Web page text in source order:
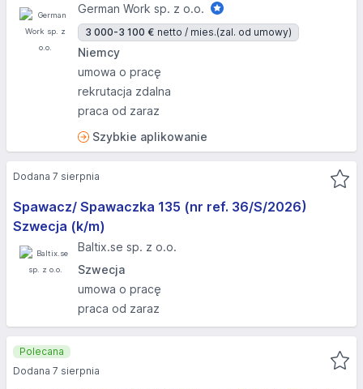
German Work sp. z o.o.
3 000-3 100 € netto / mies.(zal. od umowy)
Niemcy
umowa o pracę
rekrutacja zdalna
praca od zaraz
Szybkie aplikowanie
Spawacz/ Spawaczka 135 (nr ref. 36/S/2026)
Szwecja (k/m)
Baltix.se sp. z o.o.
Szwecja
umowa o pracę
praca od zaraz
Dodana 7 sierpnia
Polecana
Dodana 7 sierpnia